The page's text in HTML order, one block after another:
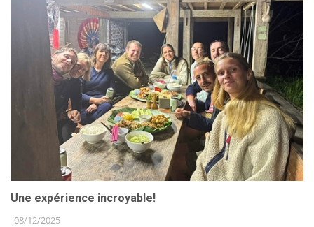
Une expérience incroyable!
08/12/2025